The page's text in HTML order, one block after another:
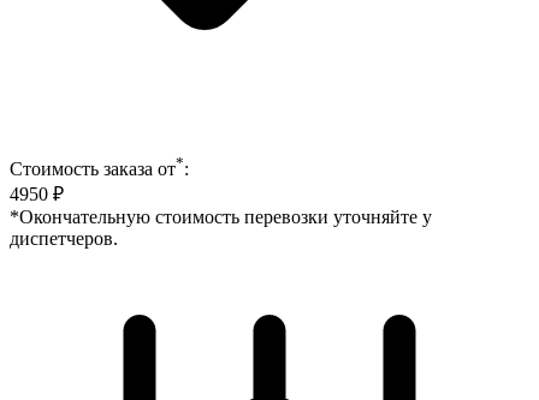
Стоимость заказа от*:
4950 ₽
*Окончательную стоимость перевозки уточняйте у
диспетчеров.